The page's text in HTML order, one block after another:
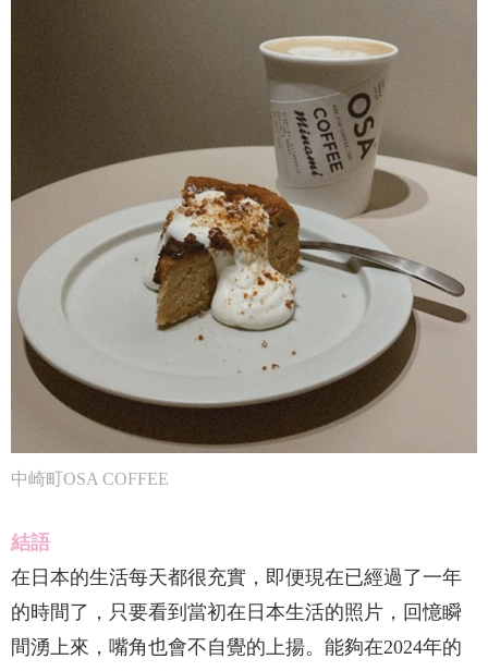
中崎町OSA COFFEE
結語
在日本的生活每天都很充實，即便現在已經過了一年
的時間了，只要看到當初在日本生活的照片，回憶瞬
間湧上來，嘴角也會不自覺的上揚。能夠在2024年的